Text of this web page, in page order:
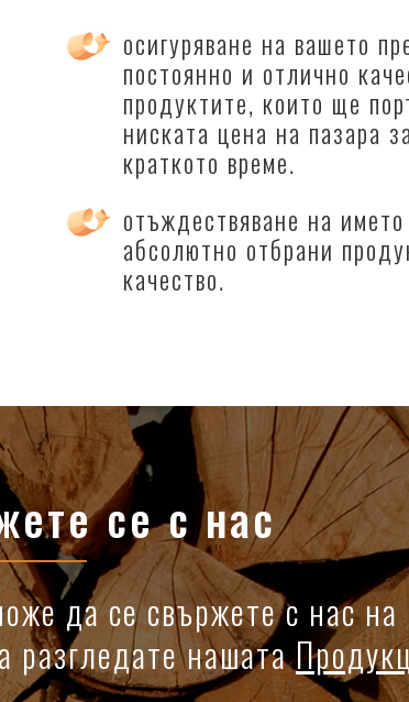
осигуряване на вашето
постоянно и отлично
продуктите, които ще
ниската цена на пазара
краткото време.
отъждествяване на
абсолютно отбрани
качество.
се с нас
да се свържете с нас на
разгледате нашата